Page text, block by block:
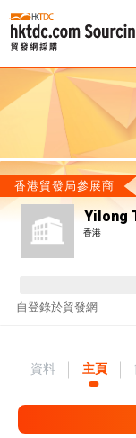
香港貿發局參展商
Yilong
香港
自登錄於貿發網
資料 主頁